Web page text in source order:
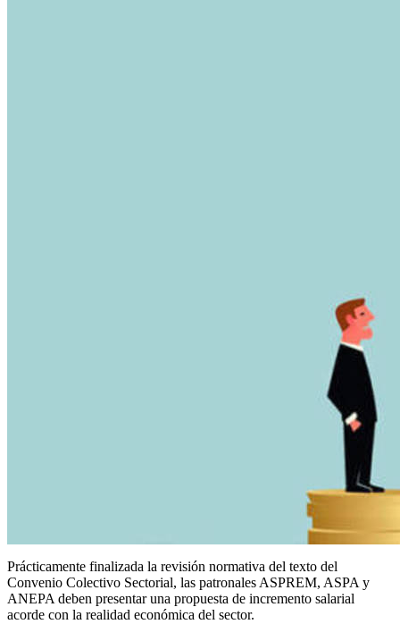
Prácticamente finalizada la revisión normativa del texto del
Convenio Colectivo Sectorial, las patronales ASPREM, ASPA y
ANEPA deben presentar una propuesta de incremento salarial
acorde con la realidad económica del sector.